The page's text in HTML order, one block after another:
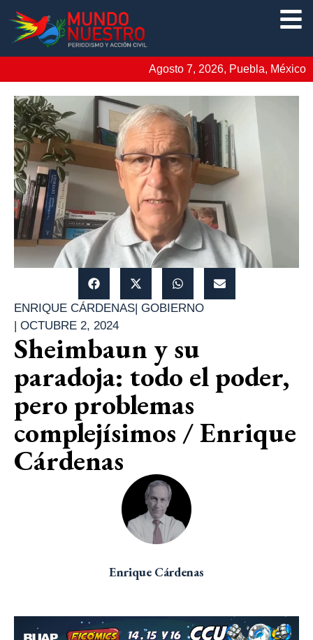
Agosto 7, 2026, Puebla, México
ENRIQUE CÁRDENAS GOBIERNO
OCTUBRE 2, 2024
Sheimbaun y su
paradoja: todo el poder,
pero problemas
complejísimos / Enrique
Cárdenas
Enrique Cárdenas